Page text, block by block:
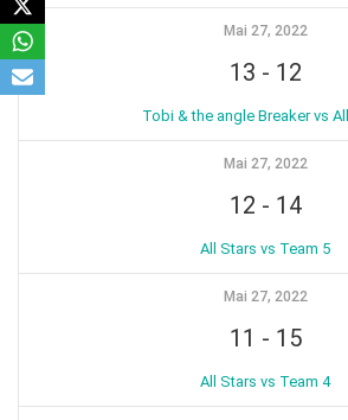
Mai 27, 2022
13 - 12
Tobi & the angle Breaker vs
Mai 27, 2022
12 - 14
All Stars vs Team 5
Mai 27, 2022
11 - 15
All Stars vs Team 4